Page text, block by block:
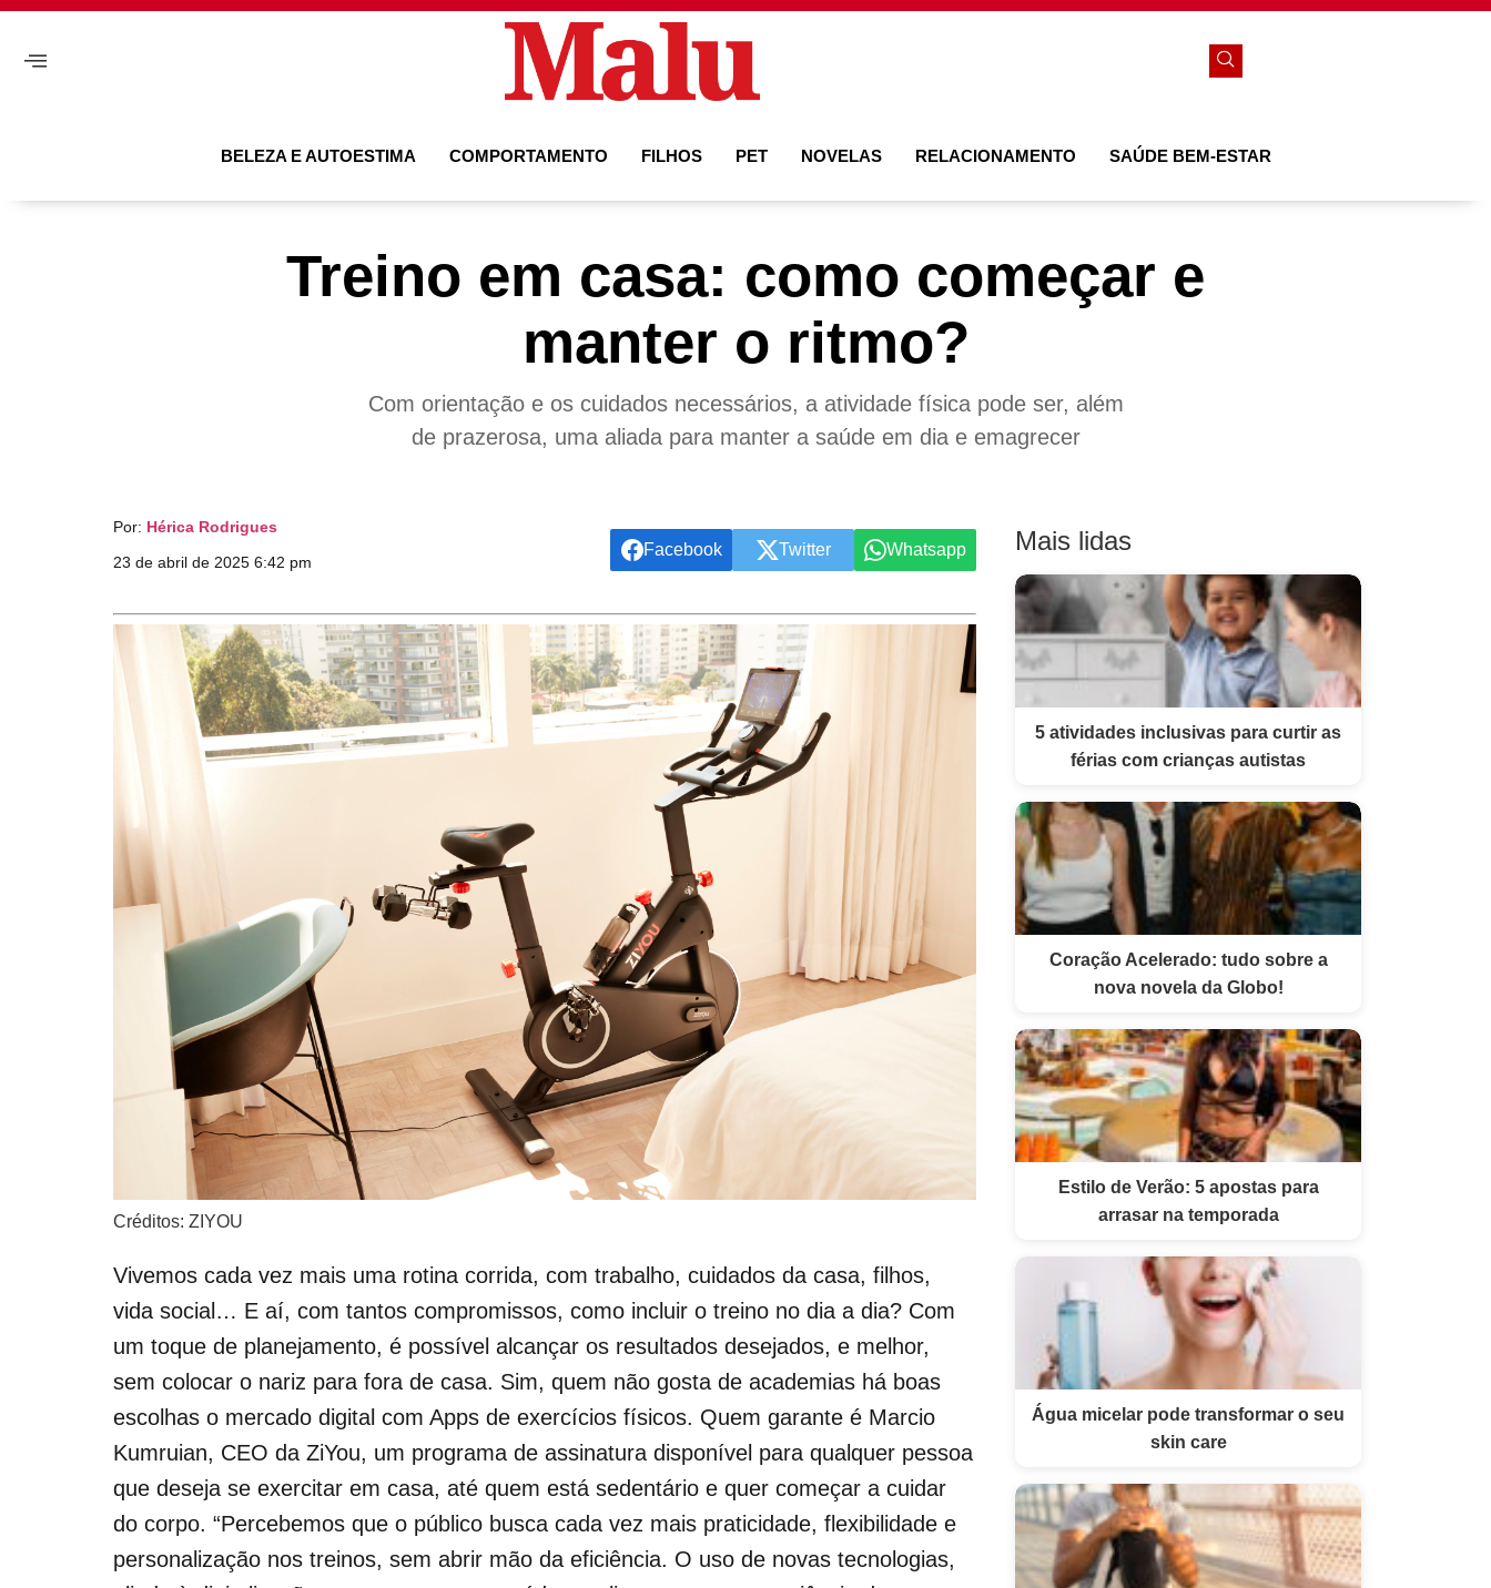
BELEZA E AUTOESTIMA COMPORTAMENTO FILHOS PET NOVELAS RELACIONAMENTO SAÚDE BEM-ESTAR
Treino em casa: como começar e
manter o ritmo?
Com orientação e os cuidados necessários, a atividade física pode ser, além
de prazerosa, uma aliada para manter a saúde em dia e emagrecer
Por: Hérica Rodrigues
23 de abril de 2025 6:42 pm
Facebook Twitter Whatsapp
Créditos: ZIYOU
Vivemos cada vez mais uma rotina corrida, com trabalho, cuidados da casa, filhos,
vida social… E aí, com tantos compromissos, como incluir o treino no dia a dia? Com
um toque de planejamento, é possível alcançar os resultados desejados, e melhor,
sem colocar o nariz para fora de casa. Sim, quem não gosta de academias há boas
escolhas o mercado digital com Apps de exercícios físicos. Quem garante é Marcio
Kumruian, CEO da ZiYou, um programa de assinatura disponível para qualquer pessoa
que deseja se exercitar em casa, até quem está sedentário e quer começar a cuidar
do corpo. “Percebemos que o público busca cada vez mais praticidade, flexibilidade e
personalização nos treinos, sem abrir mão da eficiência. O uso de novas tecnologias,
Mais lidas
5 atividades inclusivas para curtir as
férias com crianças autistas
Coração Acelerado: tudo sobre a
nova novela da Globo!
Estilo de Verão: 5 apostas para
arrasar na temporada
Água micelar pode transformar o seu
skin care